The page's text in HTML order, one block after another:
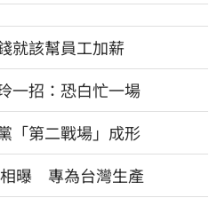
就該幫員工加薪
一招：恐白忙一場
「第二戰場」成形
曝 專為台灣生產